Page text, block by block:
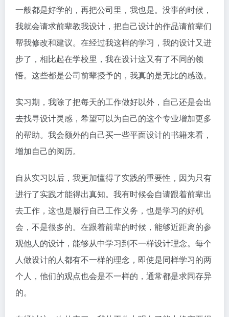
一般都是好学的，再把公司里，我也是。没事的时候，
我就会请求前辈教我设计，把自己设计的作品请前辈们
帮我修改和建议。在经过我这样的学习，我的设计又进
步了，相比起在学校里，我在设计这又有了不同的领
悟。这些都是公司前辈授予的，我真的是无比的感激。
实习期，我除了把每天的工作做好以外，自己还是会出
去找寻设计灵感，希望可以为自己的这个专业增加更多
的帮助。我会额外的自己买一些平面设计的书籍来看，
增加自己的阅历。
自从实习以后，我更加懂得了实践的重要性，因为只有
进行了实践才能得出真知。我有时候会自请跟着前辈出
去工作，这也是履行自己工作义务，也是学习的好机
会，不是很多的。在跟着前辈的时候，能够近距离的参
观他人的设计，能够从中学习到不一样设计理念。每个
人做设计的人都有不一样的理念，即使是同样学习的两
个人，他们的观点也会是不一样的，通常都是求同存异
的。